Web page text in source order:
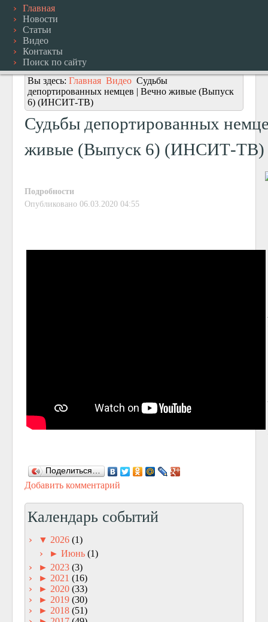
Главная
Новости
Статьи
Видео
Контакты
Поиск по сайту
Вы здесь: Главная Видео Судьбы
депортированных немцев | Вечно живые (Выпуск
6) (ИНСИТ-ТВ)
Судьбы депортированных
живые (Выпуск 6) (ИНСИТ-ТВ)
Подробности
Опубликовано 06.03.2020 04:55
Поделиться…
Добавить комментарий
Календарь событий
▼ 2026 (1)
► Июнь (1)
► 2023 (3)
► 2021 (16)
► 2020 (33)
► 2019 (30)
► 2018 (51)